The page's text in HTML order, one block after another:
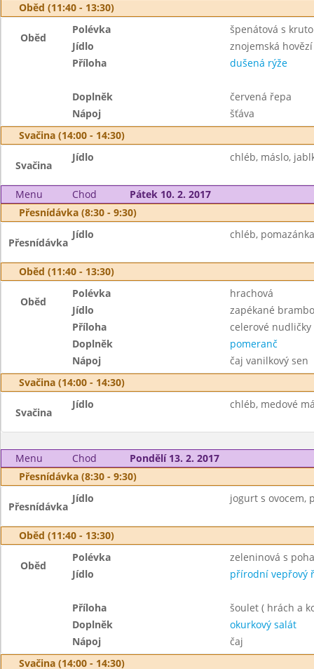
Oběd (11:40 - 13:30)
Oběd
Polévka
špenátová s
Jídlo
znojemská
Příloha
dušená rýže
Doplněk
červená řepa
Nápoj
šťáva
Svačina (14:00 - 14:30)
Svačina
Jídlo chléb, máslo,
Menu Chod
Pátek 10. 2. 2017
Přesnídávka (8:30 - 9:30)
Přesnídávka
Jídlo chléb,
Oběd (11:40 - 13:30)
Oběd
Polévka
hrachová
Jídlo
zapékané
Příloha
celerové nudličky
Doplněk
pomeranč
Nápoj
čaj vanilkový sen
Svačina (14:00 - 14:30)
Svačina
Jídlo chléb, medové
Menu Chod
Pondělí 13. 2. 2017
Přesnídávka (8:30 - 9:30)
Přesnídávka
Jídlo jogurt s ovocem,
Oběd (11:40 - 13:30)
Oběd
Polévka
zeleninová s
Jídlo
přírodní vepřový
Příloha
šoulet ( hrách a
Doplněk
okurkový salát
Nápoj
čaj
Svačina (14:00 - 14:30)